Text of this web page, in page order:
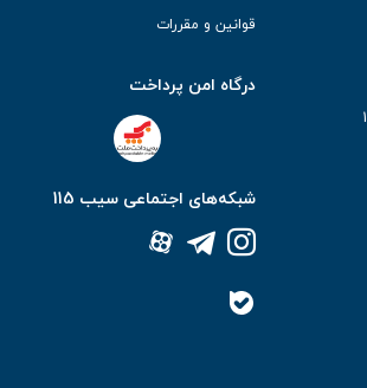
قوانین و مقررات
درگاه امن پرداخت
شبکه‌های اجتماعی سیب 115